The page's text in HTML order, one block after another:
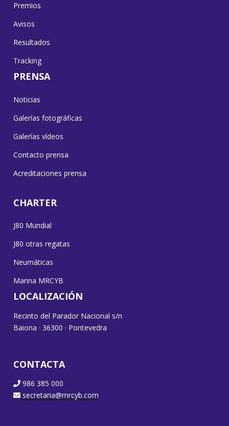
Premios
Avisos
Resultados
Tracking
PRENSA
Noticias
Galerías fotográficas
Galerías vídeos
Contacto prensa
Acreditaciones prensa
CHARTER
J80 Mundial
J80 otras regatas
Neumáticas
Marina MRCYB
LOCALIZACIÓN
Recinto del Parador Nacional s/n
Baiona · 36300 · Pontevedra
CONTACTA
986 385 000
secretaria@mrcyb.com